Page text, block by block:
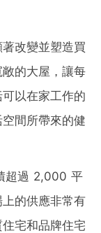
改變並塑造買
的大屋，讓每
以在家工作的
間所帶來的健
超過 2,000 平
的供應非常有
宅和品牌住宅